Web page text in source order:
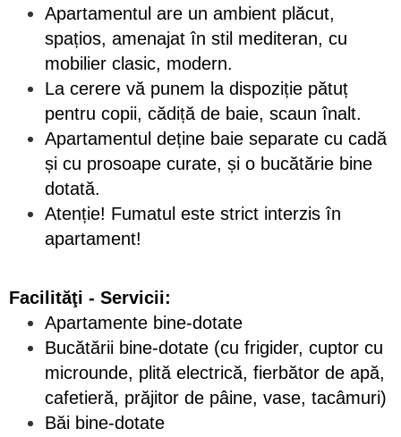
Apartamentul are un ambient plăcut,
spațios, amenajat în stil mediteran, cu
mobilier clasic, modern.
La cerere vă punem la dispoziție pătuț
pentru copii, cădiță de baie, scaun înalt.
Apartamentul deține baie separate cu cadă
și cu prosoape curate, și o bucătărie bine
dotată.
Atenție! Fumatul este strict interzis în
apartament!
Facilităţi - Servicii:
Apartamente bine-dotate
Bucătării bine-dotate (cu frigider, cuptor cu
microunde, plită electrică, fierbător de apă,
cafetieră, prăjitor de pâine, vase, tacâmuri)
Băi bine-dotate